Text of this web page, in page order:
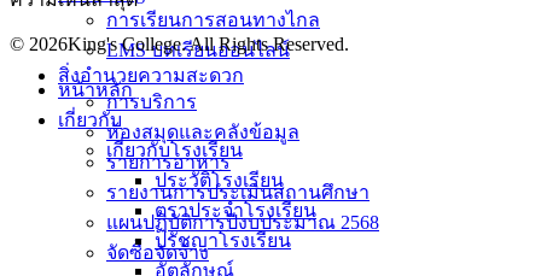
การเรียนการสอนทางไกล
LMS บทเรียนออนไลน์
สิ่งอำนวยความสะดวก
การบริการ
ห้องสมุดและคลังข้อมูล
รายการอาหาร
รายงานการประเมินสถานศึกษา
แผนปฏิบัติการปีงบประมาณ 2568
จัดซื้อจัดจ้าง
© 2026King's College. All Rights Reserved.
หน้าหลัก
เกี่ยวกับ
เกี่ยวกับโรงเรียน
ประวัติโรงเรียน
ตราประจำโรงเรียน
ปรัชญาโรงเรียน
อัตลักษณ์